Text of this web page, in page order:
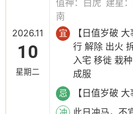
2026.11
10
星期二
值神：白虎 建星
南
宜 【日值岁破
行 解除 出火
入宅 移徙 栽
成服
忌 【日值岁破